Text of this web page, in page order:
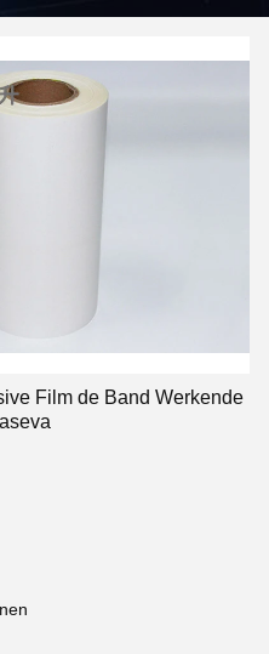
Film de Band Werkende